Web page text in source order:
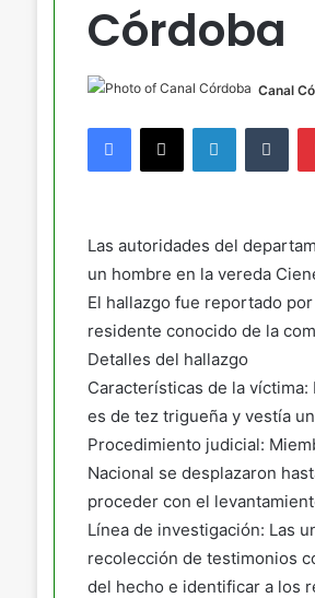
Córdoba
Canal
Facebook
X LinkedIn
Las autoridades del
un hombre en la vereda
El hallazgo fue reportado
residente conocido de la
Detalles del hallazgo
Características de la
es de tez trigueña y vestía
Procedimiento judicial:
Nacional se desplazaron
proceder con el
Línea de investigación: Las
recolección de testimonios
del hecho e identificar a los